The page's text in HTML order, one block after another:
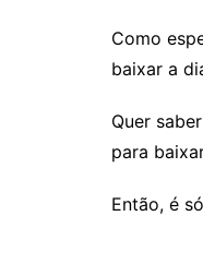
Como
baixar a
Quer
para
Então, é